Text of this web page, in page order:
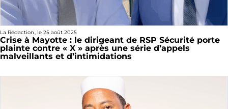
La Rédaction, le 25 août 2025
Crise à Mayotte : le dirigeant de RSP Sécurité porte
plainte contre « X » après une série d’appels
malveillants et d’intimidations